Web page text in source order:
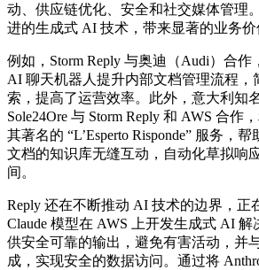
动、供应链优化、安全和社交媒体管理
进的生成式 AI 技术，带来显著的业务价
例如，Storm Reply 与奥迪（Audi）合作
AI 聊天机器人提升内部文档管理流程，
索，提高了运营效率。此外，意大利知
Sole24Ore 与 Storm Reply 和 AWS 合作
其著名的 “L’Esperto Risponde” 服务，
文档的知识库无缝互动，自动化草拟响
间。
Reply 还在不断推动 AI 技术的边界，正
Claude 模型在 AWS 上开发生成式 AI
供安全可靠的输出，避免有害活动，并
成，实现安全的数据访问。通过将